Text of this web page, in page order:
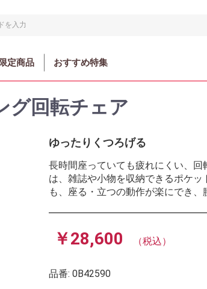
定商品 おすすめ特集
グ回転チェア
ゆったりくつろげる
長時間座っていても疲れにくい、
は、雑誌や小物を収納できるポケ
も、座る・立つの動作が楽にでき、
￥28,600 （税込）
品番: 0B42590